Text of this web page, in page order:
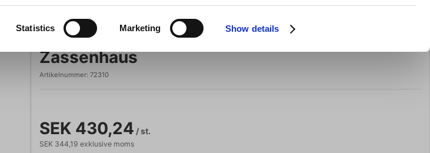
Statistics Marketing Show details
Zassenhaus
Minutvisare svart magnetisk Speed –
Zassenhaus
Artikelnummer: 72310
SEK 430,24 / st.
SEK 344,19 exklusive moms